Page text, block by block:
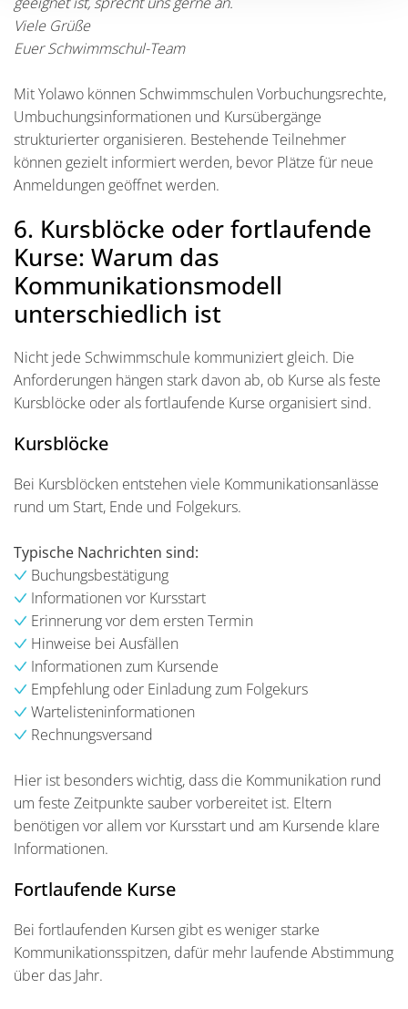
Viele Grüße
Euer Schwimmschul-Team
Mit Yolawo können Schwimmschulen Vorbuchungsrechte,
Umbuchungsinformationen und Kursübergänge
strukturierter organisieren. Bestehende Teilnehmer
können gezielt informiert werden, bevor Plätze für neue
Anmeldungen geöffnet werden.
6. Kursblöcke oder fortlaufende
Kurse: Warum das
Kommunikationsmodell
unterschiedlich ist
Nicht jede Schwimmschule kommuniziert gleich. Die
Anforderungen hängen stark davon ab, ob Kurse als feste
Kursblöcke oder als fortlaufende Kurse organisiert sind.
Kursblöcke
Bei Kursblöcken entstehen viele Kommunikationsanlässe
rund um Start, Ende und Folgekurs.
Typische Nachrichten sind:
Buchungsbestätigung
Informationen vor Kursstart
Erinnerung vor dem ersten Termin
Hinweise bei Ausfällen
Informationen zum Kursende
Empfehlung oder Einladung zum Folgekurs
Wartelisteninformationen
Rechnungsversand
Hier ist besonders wichtig, dass die Kommunikation rund
um feste Zeitpunkte sauber vorbereitet ist. Eltern
benötigen vor allem vor Kursstart und am Kursende klare
Informationen.
Fortlaufende Kurse
Bei fortlaufenden Kursen gibt es weniger starke
Kommunikationsspitzen, dafür mehr laufende Abstimmung
über das Jahr.